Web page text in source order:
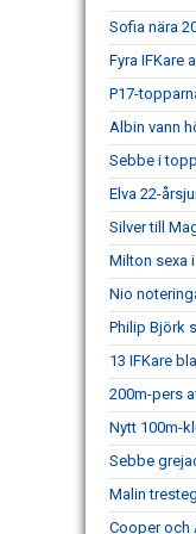
Sofia nära
Fyra IFKare
P17-
Albin vann
Sebbe i
Elva 22-
Silver till
Milton sexa
Nio
Philip Björk
13 IFKare
200m-pers
Nytt 100m-
Sebbe
Malin
Cooper och